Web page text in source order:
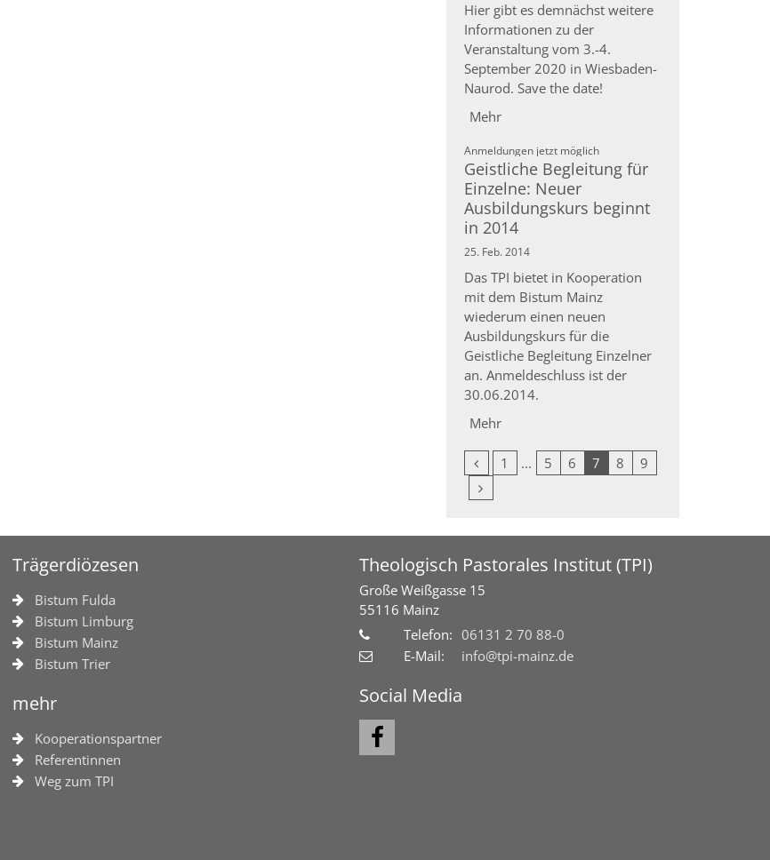
Hier gibt es demnächst weitere
Informationen zu der
Veranstaltung vom 3.-4.
September 2020 in Wiesbaden-
Naurod. Save the date!
Mehr
Anmeldungen jetzt möglich:
Geistliche Begleitung für
Einzelne: Neuer
Ausbildungskurs beginnt
in 2014
25. Feb. 2014
Das TPI bietet in Kooperation
mit dem Bistum Mainz
wiederum einen neuen
Ausbildungskurs für die
Geistliche Begleitung Einzelner
an. Anmeldeschluss ist der
30.06.2014.
Mehr
Vorherige Seite
Erste Seite
1 5 6 7 8
9
Nächste Seite
Trägerdiözesen
Bistum Fulda
Bistum Limburg
Bistum Mainz
Bistum Trier
mehr
Kooperationspartner
Referentinnen
Weg zum TPI
Theologisch Pastorales Institut (TPI)
Große Weißgasse 15
55116 Mainz
Telefon: 06131 2 70 88-0
E-Mail:
info@tpi-mainz.de
Social Media